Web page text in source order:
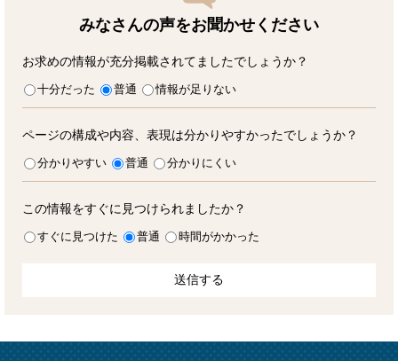
みなさんの声をお聞かせ ください
お求めの情報が充分掲載されてましたでしょうか？
十分だった 普通 情報が足りない
ページの構成や内容、表現は分かりやすかったでしょうか？
分かりやすい 普通 分かりにくい
この情報をすぐに見つけられましたか？
すぐに見つけた 普通 時間がかかった